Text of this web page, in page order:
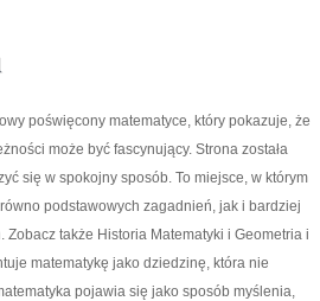
poświęcony matematyce, który pokazuje, że
może być fascynujący. Strona została
się w spokojny sposób. To miejsce, w którym
podstawowych zagadnień, jak i bardziej
także Historia Matematyki i Geometria i
matematykę jako dziedzinę, która nie
pojawia się jako sposób myślenia,